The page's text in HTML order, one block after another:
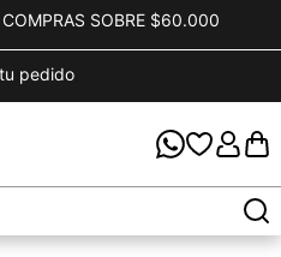
COMPRAS SOBRE $60.000
pedido